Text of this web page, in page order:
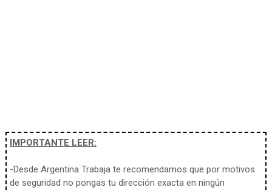
IMPORTANTE LEER:
-Desde Argentina Trabaja te recomendamos que por motivos
de seguridad no pongas tu dirección exacta en ningún